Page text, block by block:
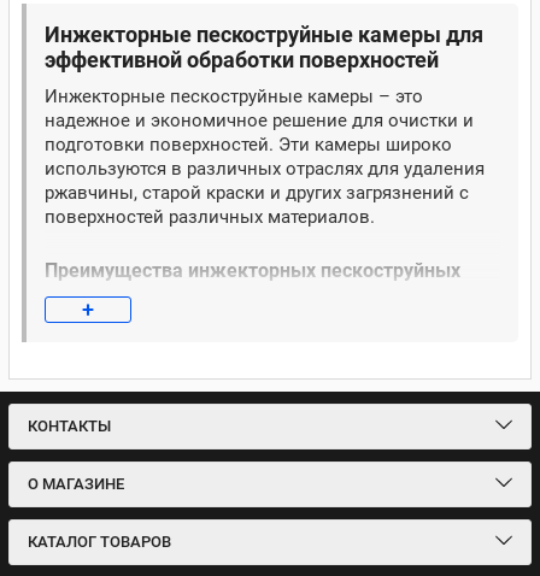
Инжекторные пескоструйные камеры для
эффективной обработки поверхностей
Инжекторные пескоструйные камеры – это
надежное и экономичное решение для очистки и
подготовки поверхностей. Эти камеры широко
используются в различных отраслях для удаления
ржавчины, старой краски и других загрязнений с
поверхностей различных материалов.
Преимущества инжекторных пескоструйных
камер
Инжекторные пескоструйные камеры работают по
принципу всасывания абразива, что обеспечивает
Этот метод отличается экономичным расходом
абразивного материала, что позволяет снизить
эксплуатационные затраты.
Универсальность и простота в использовании
+
КОНТАКТЫ
О МАГАЗИНЕ
КАТАЛОГ ТОВАРОВ